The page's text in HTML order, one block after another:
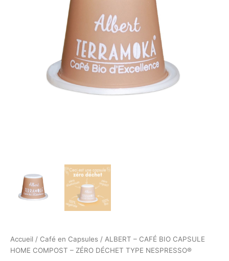
Accueil / Café en Capsules / ALBERT – CAFÉ BIO CAPSULE
HOME COMPOST – ZÉRO DÉCHET TYPE NESPRESSO®